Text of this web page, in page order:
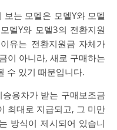
는 모델은 모델Y와 모델
델Y와 모델3의 전환지원
유는 전환지원금 자체가
이 아니라, 새로 구매하는
수 있기 때문입니다.
용차가 받는 구매보조금
최대로 지급되고, 그 미만
방식이 제시되어 있습니